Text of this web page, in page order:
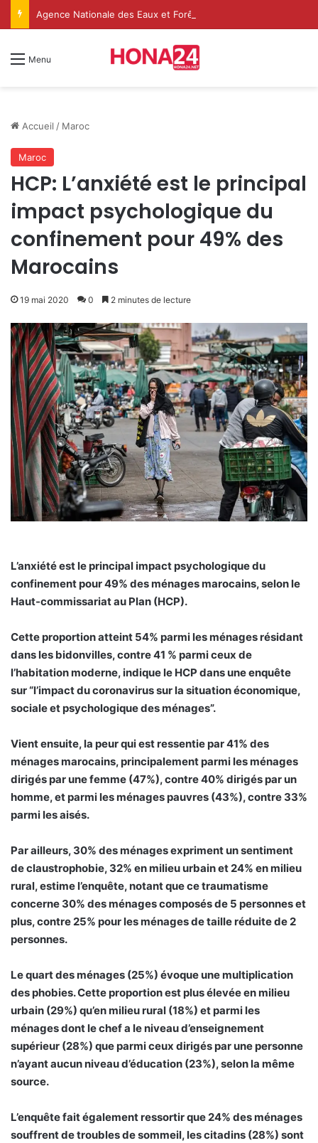
Menu
Accueil / Maroc
Maroc
HCP: L’anxiété est le principal
impact psychologique du
confinement pour 49% des
Marocains
19 mai 2020 0 2 minutes de lecture
L’anxiété est le principal impact psychologique du
confinement pour 49% des ménages marocains, selon le
Haut-commissariat au Plan (HCP).
Cette proportion atteint 54% parmi les ménages résidant
dans les bidonvilles, contre 41 % parmi ceux de
l’habitation moderne, indique le HCP dans une enquête
sur “l’impact du coronavirus sur la situation économique,
sociale et psychologique des ménages”.
Vient ensuite, la peur qui est ressentie par 41% des
ménages marocains, principalement parmi les ménages
dirigés par une femme (47%), contre 40% dirigés par un
homme, et parmi les ménages pauvres (43%), contre 33%
parmi les aisés.
Par ailleurs, 30% des ménages expriment un sentiment
de claustrophobie, 32% en milieu urbain et 24% en milieu
rural, estime l’enquête, notant que ce traumatisme
concerne 30% des ménages composés de 5 personnes et
plus, contre 25% pour les ménages de taille réduite de 2
personnes.
Le quart des ménages (25%) évoque une multiplication
des phobies. Cette proportion est plus élevée en milieu
urbain (29%) qu’en milieu rural (18%) et parmi les
ménages dont le chef a le niveau d’enseignement
supérieur (28%) que parmi ceux dirigés par une personne
n’ayant aucun niveau d’éducation (23%), selon la même
source.
L’enquête fait également ressortir que 24% des ménages
souffrent de troubles de sommeil, les citadins (28%) sont